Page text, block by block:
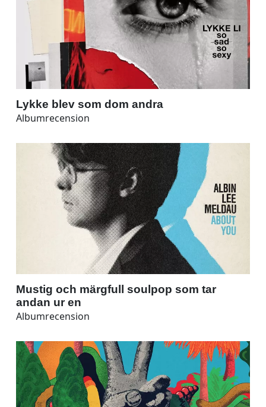
Lykke blev som dom andra
Albumrecension
Mustig och märgfull soulpop som tar
andan ur en
Albumrecension